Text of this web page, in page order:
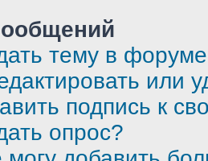
тему в
или
подпись к
опрос?